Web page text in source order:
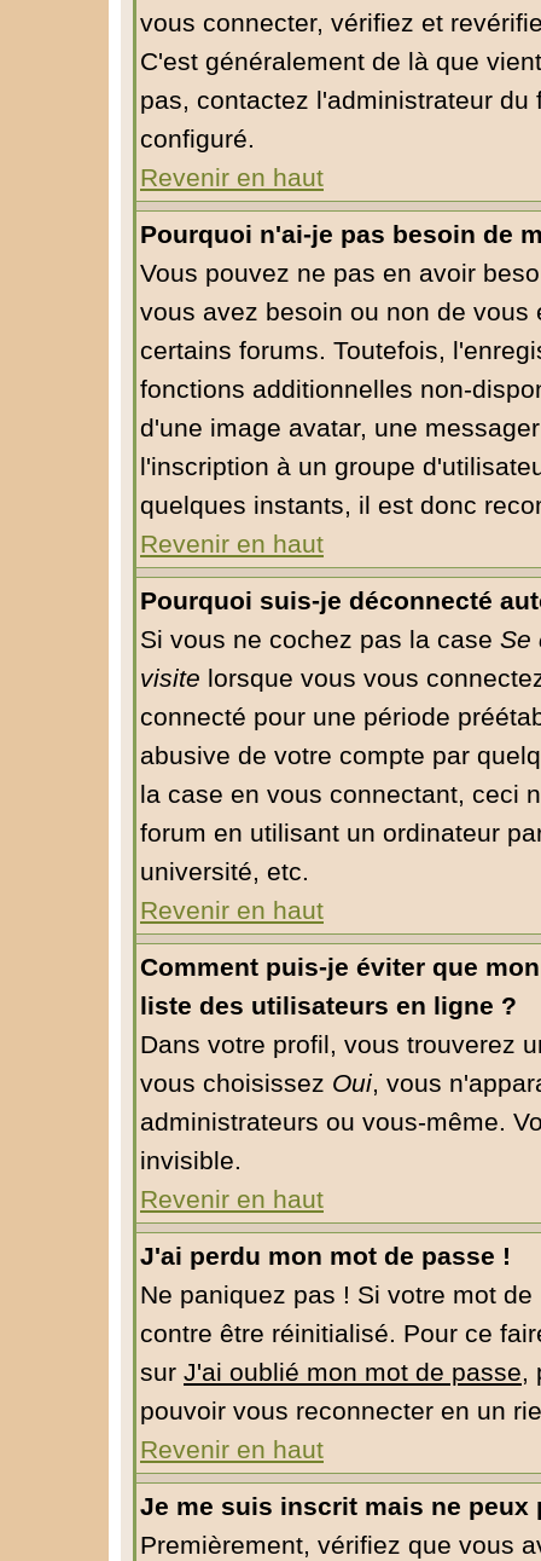
vous connecter, vérifiez et
C'est généralement de là que
pas, contactez l'administrateur
configuré.
Revenir en haut
Pourquoi n'ai-je pas besoin de
Vous pouvez ne pas en avoir
vous avez besoin ou non de
certains forums. Toutefois,
fonctions additionnelles non-
d'une image avatar, une
l'inscription à un groupe
quelques instants, il est donc
Revenir en haut
Pourquoi suis-je déconnecté
Si vous ne cochez pas la case Se
visite lorsque vous vous
connecté pour une période
abusive de votre compte par
la case en vous connectant, ceci
forum en utilisant un ordinateur
université, etc.
Revenir en haut
Comment puis-je éviter que
liste des utilisateurs en ligne ?
Dans votre profil, vous trouverez
vous choisissez Oui, vous
administrateurs ou vous-même.
invisible.
Revenir en haut
J'ai perdu mon mot de passe !
Ne paniquez pas ! Si votre mot
contre être réinitialisé. Pour ce
sur J'ai oublié mon mot de passe,
pouvoir vous reconnecter en un
Revenir en haut
Je me suis inscrit mais ne peux
Premièrement, vérifiez que vous